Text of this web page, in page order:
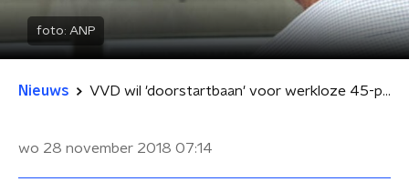
foto: ANP
Nieuws VVD wil 'doorstartbaan' voor werkloze 45-plussers
wo 28 november 2018 07:14